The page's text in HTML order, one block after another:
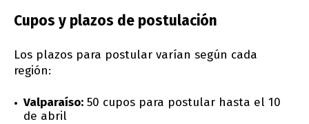
Cupos y plazos de postulación
Los plazos para postular varían según cada
región:
Valparaíso: 50 cupos para postular hasta el 10
de abril